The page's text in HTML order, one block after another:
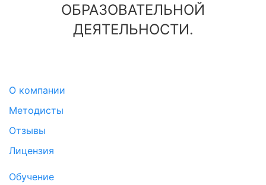
ОБРАЗОВАТЕЛЬНОЙ
ДЕЯТЕЛЬНОСТИ.
О компании
Методисты
Отзывы
Лицензия
Обучение